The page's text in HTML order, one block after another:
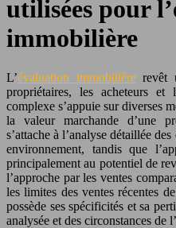
utilisées pour
immobilière
L’évaluation immobilièrerevêt
propriétaires, les acheteurs et
complexe s’appuie sur diverses
la valeur marchande d’une
s’attache à l’analyse détaillée
environnement, tandis que
principalement au potentiel de
l’approche par les ventes
les limites des ventes récentes
possède ses spécificités et sa
analysée et des circonstances de